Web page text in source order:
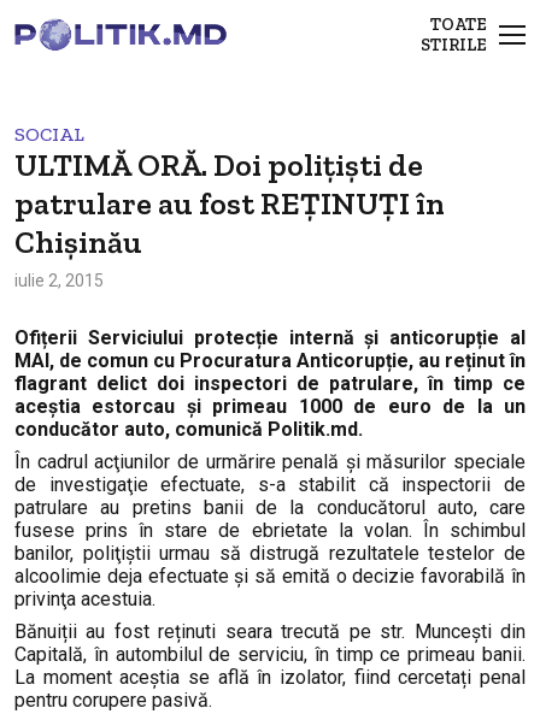
TOATE
STIRILE
SOCIAL
ULTIMĂ ORĂ. Doi polițiști de
patrulare au fost REȚINUȚI în
Chișinău
iulie 2, 2015
Ofițerii Serviciului protecție internă și anticorupție al
MAI, de comun cu Procuratura Anticorupție, au reținut în
flagrant delict doi inspectori de patrulare, în timp ce
aceștia estorcau și primeau 1000 de euro de la un
conducător auto, comunică Politik.md.
În cadrul acţiunilor de urmărire penală şi măsurilor speciale
de investigaţie efectuate, s-a stabilit că inspectorii de
patrulare au pretins banii de la conducătorul auto, care
fusese prins în stare de ebrietate la volan. În schimbul
banilor, poliţiştii urmau să distrugă rezultatele testelor de
alcoolimie deja efectuate şi să emită o decizie favorabilă în
privinţa acestuia.
Bănuiții au fost reținuti seara trecută pe str. Muncești din
Capitală, în autombilul de serviciu, în timp ce primeau banii.
La moment aceștia se află în izolator, fiind cercetați penal
pentru corupere pasivă.